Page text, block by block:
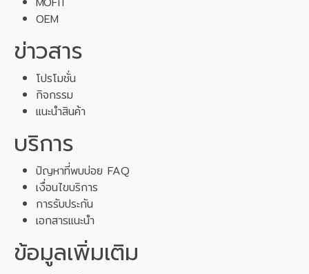
OEM
ข่าวสาร
โปรโมชั่น
กิจกรรม
แนะนำสินค้า
บริการ
ปัญหาที่พบบ่อย FAQ
เงื่อนไขบริการ
การรับประกัน
เอกสารแนะนำ
ข้อมูลเพิ่มเติม